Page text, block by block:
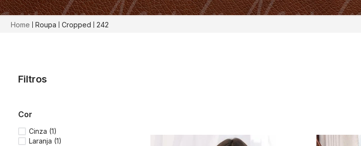
Roupa Cropped 242
Filtros
cor
Cinza (1)
Laranja (1)